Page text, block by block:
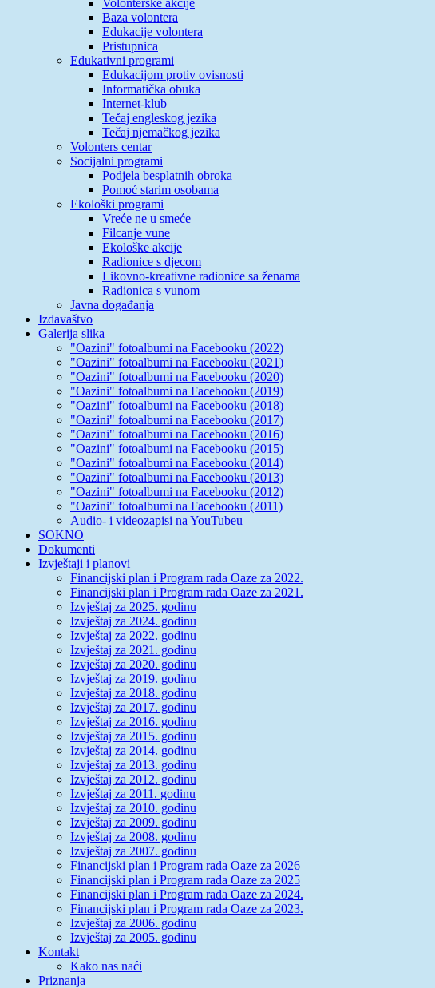
Baza volontera
Edukacije volontera
Pristupnica
Edukativni programi
Edukacijom protiv ovisnosti
Informatička obuka
Internet-klub
Tečaj engleskog jezika
Tečaj njemačkog jezika
Volonters centar
Socijalni programi
Podjela besplatnih obroka
Pomoć starim osobama
Ekološki programi
Vreće ne u smeće
Filcanje vune
Ekološke akcije
Radionice s djecom
Likovno-kreativne radionice sa ženama
Radionica s vunom
Javna događanja
Izdavaštvo
Galerija slika
"Oazini" fotoalbumi na Facebooku (2022)
"Oazini" fotoalbumi na Facebooku (2021)
"Oazini" fotoalbumi na Facebooku (2020)
"Oazini" fotoalbumi na Facebooku (2019)
"Oazini" fotoalbumi na Facebooku (2018)
"Oazini" fotoalbumi na Facebooku (2017)
"Oazini" fotoalbumi na Facebooku (2016)
"Oazini" fotoalbumi na Facebooku (2015)
"Oazini" fotoalbumi na Facebooku (2014)
"Oazini" fotoalbumi na Facebooku (2013)
"Oazini" fotoalbumi na Facebooku (2012)
"Oazini" fotoalbumi na Facebooku (2011)
Audio- i videozapisi na YouTubeu
SOKNO
Dokumenti
Izvještaji i planovi
Financijski plan i Program rada Oaze za 2022.
Financijski plan i Program rada Oaze za 2021.
Izvještaj za 2025. godinu
Izvještaj za 2024. godinu
Izvještaj za 2022. godinu
Izvještaj za 2021. godinu
Izvještaj za 2020. godinu
Izvještaj za 2019. godinu
Izvještaj za 2018. godinu
Izvještaj za 2017. godinu
Izvještaj za 2016. godinu
Izvještaj za 2015. godinu
Izvještaj za 2014. godinu
Izvještaj za 2013. godinu
Izvještaj za 2012. godinu
Izvještaj za 2011. godinu
Izvještaj za 2010. godinu
Izvještaj za 2009. godinu
Izvještaj za 2008. godinu
Izvještaj za 2007. godinu
Financijski plan i Program rada Oaze za 2026
Financijski plan i Program rada Oaze za 2025
Financijski plan i Program rada Oaze za 2024.
Financijski plan i Program rada Oaze za 2023.
Izvještaj za 2006. godinu
Izvještaj za 2005. godinu
Kontakt
Kako nas naći
Priznanja